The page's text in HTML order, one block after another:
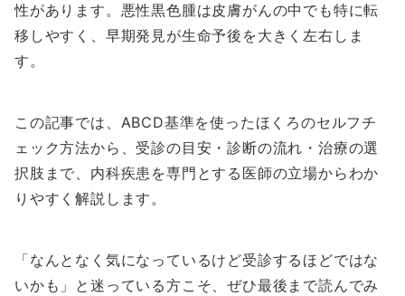
性があります。悪性黒色腫は皮膚がんの中でも特に転
移しやすく、早期発見が生命予後を大きく左右しま
す。
この記事では、ABCD基準を使ったほくろのセルフチ
ェック方法から、受診の目安・診断の流れ・治療の選
択肢まで、内科疾患を専門とする医師の立場からわか
りやすく解説します。
「なんとなく気になっているけど受診するほどではな
いかも」と迷っている方こそ、ぜひ最後まで読んでみ